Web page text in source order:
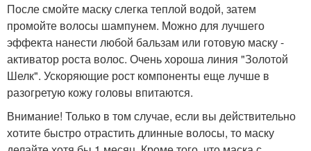
После смойте маску слегка теплой водой, затем
промойте волосы шампунем. Можно для лучшего
эффекта нанести любой бальзам или готовую маску -
активатор роста волос. Очень хороша линия "Золотой
Шелк". Ускоряющие рост компоненты еще лучше в
разогретую кожу головы впитаются.
Внимание! Только в том случае, если вы действительно
хотите быстро отрастить длинные волосы, то маску